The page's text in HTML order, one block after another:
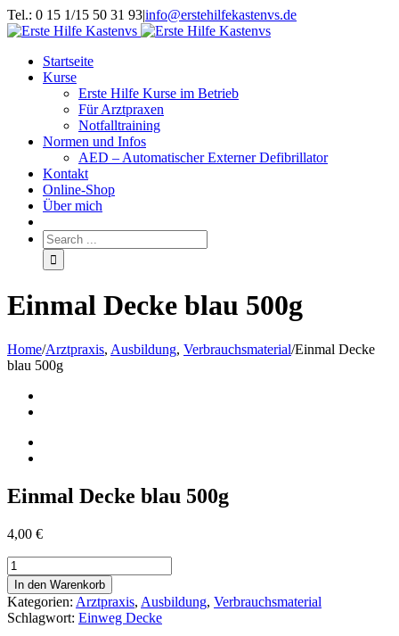
Tel.: 0 15 1/15 50 31 93|info@erstehilfekastenvs.de
Startseite
Kurse
Erste Hilfe Kurse im Betrieb
Für Arztpraxen
Notfalltraining
Normen und Infos
AED – Automatischer Externer Defibrillator
Kontakt
Online-Shop
Über mich
Einmal Decke blau 500g
Home/Arztpraxis, Ausbildung, Verbrauchsmaterial/Einmal Decke
blau 500g
Einmal Decke blau 500g
4,00 €
Einmal
Decke
blau
500g
Menge
In den Warenkorb
Kategorien: Arztpraxis, Ausbildung, Verbrauchsmaterial
Schlagwort: Einweg Decke